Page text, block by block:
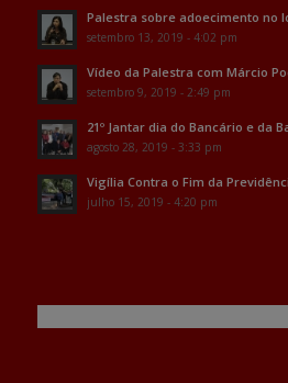
Palestra sobre adoecimento no
setembro 13, 2019 - 4:02 pm
Vídeo da Palestra com Márcio
setembro 9, 2019 - 2:49 pm
21º Jantar dia do Bancário e da
agosto 28, 2019 - 3:33 pm
Vigília Contra o Fim da
julho 15, 2019 - 4:20 pm